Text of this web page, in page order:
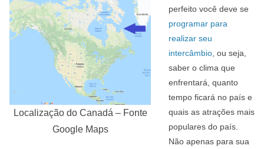
Localização do Canadá – Fonte
Google Maps
perfeito você deve se
programar para
realizar seu
intercâmbio , ou seja,
saber o clima que
enfrentará, quanto
tempo ficará no país e
quais as atrações mais
populares do país.
Não apenas para sua